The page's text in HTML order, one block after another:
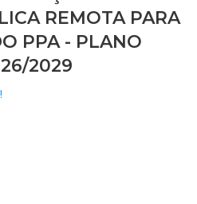
REMOTA PARA
PPA - PLANO
2029